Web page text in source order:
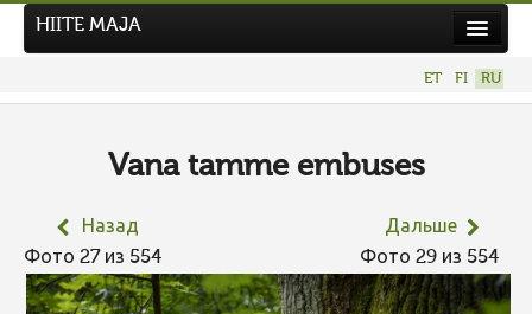
НОВЫЙ ФОТОКОНКУРС
ПРЕДЫДУЩИЕ КОНКУРСЫ
HIITE MAJA
ET FI RU
Vana tamme embuses
Назад
Фото 27 из 554
Дальше
Фото 29 из 554